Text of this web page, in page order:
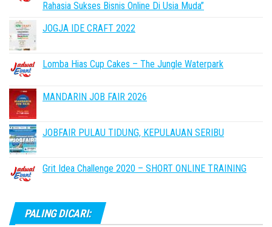
Rahasia Sukses Bisnis Online Di Usia Muda”
JOGJA IDE CRAFT 2022
Lomba Hias Cup Cakes – The Jungle Waterpark
MANDARIN JOB FAIR 2026
JOBFAIR PULAU TIDUNG, KEPULAUAN SERIBU
Grit Idea Challenge 2020 – SHORT ONLINE TRAINING
PALING DICARI: